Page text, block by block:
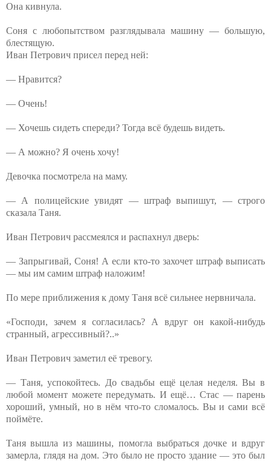
Она кивнула.
Соня с любопытством разглядывала машину — большую,
блестящую.
Иван Петрович присел перед ней:
— Нравится?
— Очень!
— Хочешь сидеть спереди? Тогда всё будешь видеть.
— А можно? Я очень хочу!
Девочка посмотрела на маму.
— А полицейские увидят — штраф выпишут, — строго
сказала Таня.
Иван Петрович рассмеялся и распахнул дверь:
— Запрыгивай, Соня! А если кто-то захочет штраф выписать
— мы им самим штраф наложим!
По мере приближения к дому Таня всё сильнее нервничала.
«Господи, зачем я согласилась? А вдруг он какой-нибудь
странный, агрессивный?..»
Иван Петрович заметил её тревогу.
— Таня, успокойтесь. До свадьбы ещё целая неделя. Вы в
любой момент можете передумать. И ещё… Стас — парень
хороший, умный, но в нём что-то сломалось. Вы и сами всё
поймёте.
Таня вышла из машины, помогла выбраться дочке и вдруг
замерла, глядя на дом. Это было не просто здание — это был